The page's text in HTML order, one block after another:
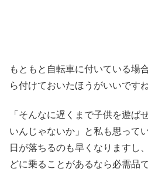
もともと自転車に付いている場
ら付けておいたほうがいいですね
「そんなに遅くまで子供を遊ば
いんじゃないか」と私も思って
日が落ちるのも早くなりますし
どに乗ることがあるなら必需品で